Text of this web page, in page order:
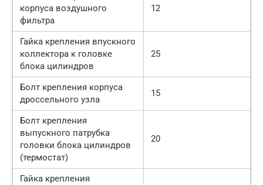
корпуса воздушного
фильтра
12
Гайка крепления впускного
коллектора к головке
блока цилиндров
25
Болт крепления корпуса
дроссельного узла
15
Болт крепления
выпускного патрубка
головки блока цилиндров
(термостат)
20
Гайка крепления